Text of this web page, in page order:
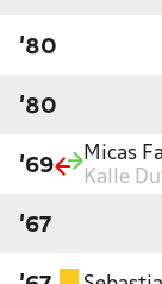
'80
'80
'69
Micas
Kalle
'67